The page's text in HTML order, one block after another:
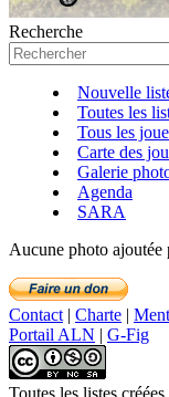
Recherche
Nouvelle
Toutes les
Tous les
Carte des
Galerie
Agenda
SARA
Aucune photo ajoutée
Contact | Charte |
Portail ALN | G-Fig
Toutes les listes créées